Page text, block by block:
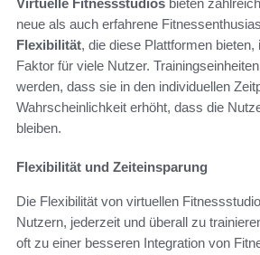
Virtuelle Fitnessstudios bieten
neue als auch erfahrene
Flexibilität, die diese Plattformen
Faktor für viele Nutzer.
werden, dass sie in den individuellen
Wahrscheinlichkeit erhöht, dass die
bleiben.
Flexibilität und Zeiteinsparung
Die Flexibilität von virtuellen
Nutzern, jederzeit und überall zu
oft zu einer besseren Integration von